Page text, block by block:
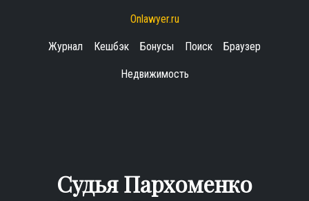
Onlawyer.ru
Журнал Кешбэк Бонусы Поиск Браузер
Недвижимость
Судья Пархоменко